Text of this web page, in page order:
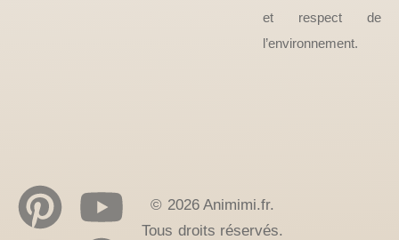
et respect de
l’environnement.
© 2026 Animimi.fr.
Tous droits réservés.